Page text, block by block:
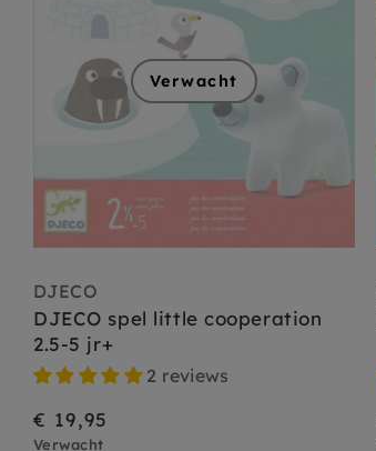
Verwacht
DJECO
DJECO spel little cooperation
2.5-5 jr+
2 reviews
€ 19,95
Verwacht